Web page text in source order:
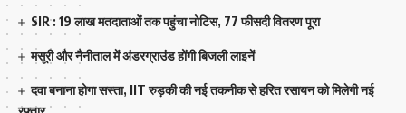
SIR : 19 लाख मतदाताओं तक पहुंचा नोटिस, 77 फीसदी वितरण पूरा
मसूरी और नैनीताल में अंडरग्राउंड होंगी बिजली लाइनें
दवा बनाना होगा सस्ता, IIT रुड़की की नई तकनीक से हरित रसायन को मिलेगी नई